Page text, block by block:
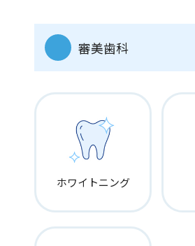
審美歯科
ホワイトニング
2025年3月歯科衛生士免許取得予定の方
備考